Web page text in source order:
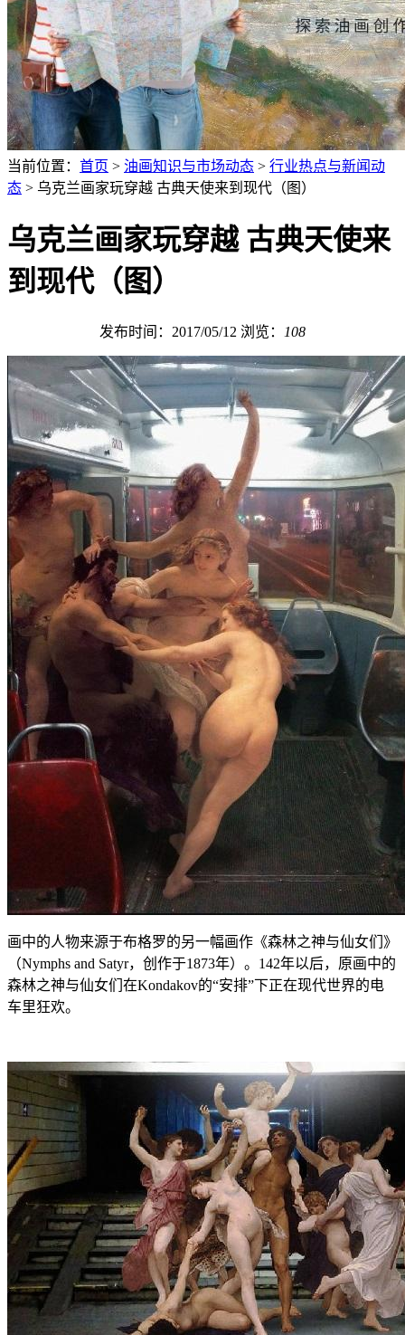
当前位置： 首页 > 油画知识与市场动态 > 行业热点与新闻动
态 > 乌克兰画家玩穿越 古典天使来到现代（图）
乌克兰画家玩穿越 古典天使来
到现代（图）
发布时间：2017/05/12 浏览： 108
画中的人物来源于布格罗的另一幅画作《森林之神与仙女们》
（Nymphs and Satyr，创作于1873年）。142年以后，原画中的
森林之神与仙女们在Kondakov的“安排”下正在现代世界的电
车里狂欢。